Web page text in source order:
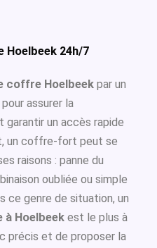
24h/7
coffre Hoelbeek par un
assurer la
garantir un accès rapide
un coffre-fort peut se
raisons : panne du
oubliée ou simple
ce genre de situation, un
Hoelbeek est le plus à
précis et de proposer la